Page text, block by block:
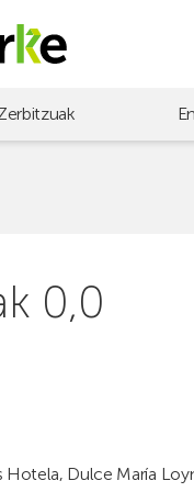
0,0
Hotela, Dulce María